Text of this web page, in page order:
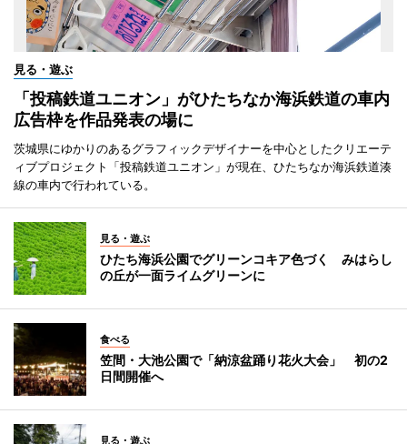
見る・遊ぶ
「投稿鉄道ユニオン」がひたちなか海浜鉄道の車内
広告枠を作品発表の場に
茨城県にゆかりのあるグラフィックデザイナーを中心としたクリエーテ
ィブプロジェクト「投稿鉄道ユニオン」が現在、ひたちなか海浜鉄道湊
線の車内で行われている。
見る・遊ぶ
ひたち海浜公園でグリーンコキア色づく みはらし
の丘が一面ライムグリーンに
食べる
笠間・大池公園で「納涼盆踊り花火大会」 初の2
日間開催へ
見る・遊ぶ